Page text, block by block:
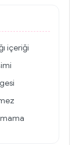
içeriği